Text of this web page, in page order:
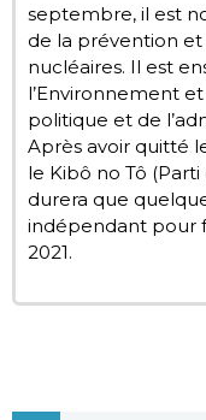
septembre, il est
de la prévention
nucléaires. Il est
l’Environnement
politique et de
Après avoir quitté
le Kibô no Tô
durera que
indépendant pour
2021.